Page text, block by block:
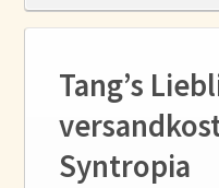
Tang’s
Syntropia